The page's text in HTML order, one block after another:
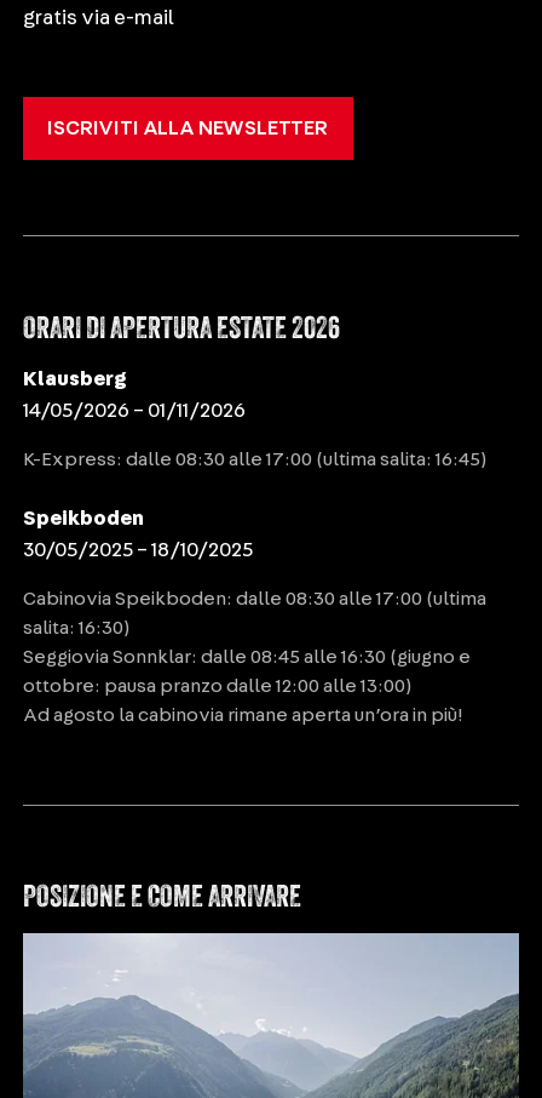
gratis via e-mail
ISCRIVITI ALLA NEWSLETTER
ORARI DI APERTURA ESTATE 2026
Klausberg
14/05/2026 – 01/11/2026
K-Express: dalle 08:30 alle 17:00 (ultima salita: 16:45)
Speikboden
30/05/2025 – 18/10/2025
Cabinovia Speikboden: dalle 08:30 alle 17:00 (ultima
salita: 16:30)
Seggiovia Sonnklar: dalle 08:45 alle 16:30 (giugno e
ottobre: pausa pranzo dalle 12:00 alle 13:00)
Ad agosto la cabinovia rimane aperta un’ora in più!
POSIZIONE E COME ARRIVARE